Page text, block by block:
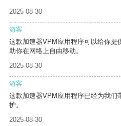
2025-08-30
游客
这款加速器VPM应用程序可以给你提
助你在网络上自由移动。
2025-08-30
游客
这款加速器VPM应用程序已经为我们
护。
2025-08-30